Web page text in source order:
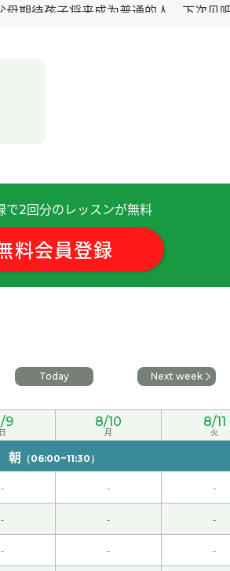
期待孩子将来成为普通的人。下次见吧
下次见吧。( 男性 )
以非常感谢老师帮我纠正发音。我会
にしています。( 80代 男性 )
がとうございました！またお願いし
で2回分のレッスンが無料
料会員登録
Today Next week
9
日
8/10
月
8/11
火
朝 （06:00~11:30）
- - -
- - -
- - -